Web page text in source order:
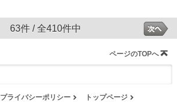
63件 / 全410件中
ページのTOPへ
プライバシーポリシー トップページ